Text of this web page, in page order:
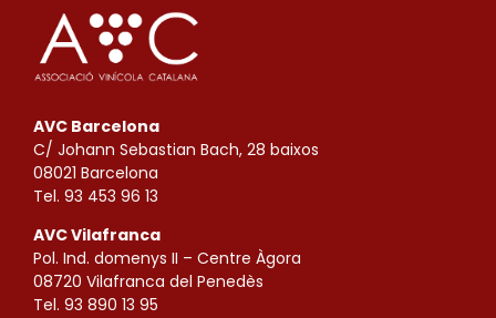
AVC Barcelona
C/ Johann Sebastian Bach, 28 baixos
08021 Barcelona
Tel. 93 453 96 13
AVC Vilafranca
Pol. Ind. domenys II – Centre Àgora
08720 Vilafranca del Penedès
Tel. 93 890 13 95